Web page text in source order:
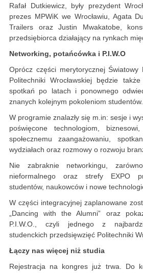
Rafał Dutkiewicz, były prezydent
prezes MPWiK we Wrocławiu, Agata
Trailers oraz Justin Mwakatobe,
przedsiębiorca działający na rynkach
Networking, potańcówka i P.I.W.O
Oprócz części merytorycznej Światowy
Politechniki Wrocławskiej będzie
spotkań po latach i ponownego
znanych kolejnym pokoleniom studentów.
W programie znalazły się m.in: sesje i
poświęcone technologiom,
społecznemu zaangażowaniu,
wydziałach oraz rozmowy o rozwoju
Nie zabraknie networkingu,
nieformalnego oraz strefy EXPO
studentów, naukowców i nowe
W części integracyjnej zaplanowane
„Dancing with the Alumni” oraz
P.I.W.O., czyli jednego z
studenckich przedsięwzięć Politechniki
Łączy nas więcej niż studia
Rejestracja na kongres już trwa. Do